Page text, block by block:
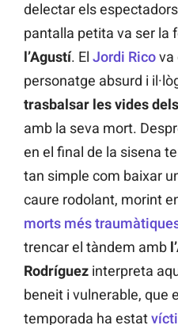
delectar els
pantalla petita va ser la
l’Agustí. El Jordi Ricova
personatge absurd i
trasbalsar les vides
amb la seva mort.
en el final de la sisena
tan simple com baixar
caure rodolant, morint
morts més
trencar el tàndem amb
Rodríguez interpreta
beneit i vulnerable, que
temporada ha estat